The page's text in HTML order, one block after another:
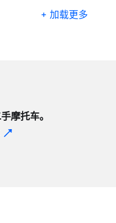
+ 加载更多
摩托车。